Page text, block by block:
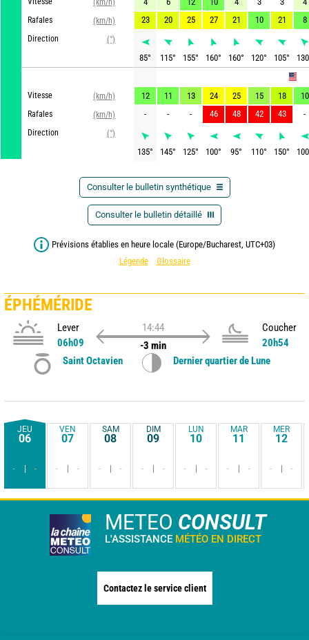
Rafales
(km/h)
Direction
(°)
GFS
Vitesse
(km/h)
Rafales
(km/h)
Direction
(°)
23
20 25 27 21 10 21 8
85° 115° 155° 160° 160° 120° 105° 130
12 11 13 24 25 15 18
10
-
- - 46 48 42 43 -
135° 145° 125° 100° 95° 110° 150° 100
Consulter le bulletin synthétique
Consulter le bulletin détaillé
Prévisions établies en heure locale (Europe/Bucharest, UTC+03)
Légende
Glossaire
ÉPHÉMÉRIDE
Lever
06h09
14:44
-3 min
Coucher
20h54
Saint Octavien
Dernier quartier de Lune
JEU
06
- -
VEN
07
- -
SAM
08
- -
DIM
09
- -
LUN
10
- -
MAR
11
- -
MER
12
- -
METEO CONSULT
L'ASSISTANCE MÉTÉO EN DIRECT
Contactez le service client